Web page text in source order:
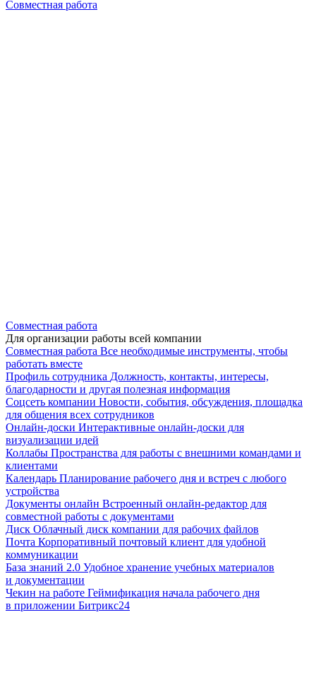
Совместная работа
Совместная работа
Для организации работы всей компании
Совместная работа Все необходимые инструменты, чтобы
работать вместе
Профиль сотрудника Должность, контакты, интересы,
благодарности и другая полезная информация
Соцсеть компании Новости, события, обсуждения, площадка
для общения всех сотрудников
Онлайн-доски Интерактивные онлайн-доски для
визуализации идей
Коллабы Пространства для работы с внешними командами и
клиентами
Календарь Планирование рабочего дня и встреч с любого
устройства
Документы онлайн Встроенный онлайн-редактор для
совместной работы с документами
Диск Облачный диск компании для рабочих файлов
Почта Корпоративный почтовый клиент для удобной
коммуникации
База знаний 2.0 Удобное хранение учебных материалов
и документации
Чекин на работе Геймификация начала рабочего дня
в приложении Битрикс24